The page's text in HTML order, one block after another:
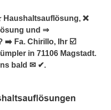
❌
und ⇒
➡️ Fa. Chirillo, Ihr ☑️
in 71106 Magstadt.
bald ✉ ✔.